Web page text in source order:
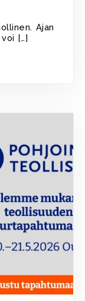
Ajan
[…]